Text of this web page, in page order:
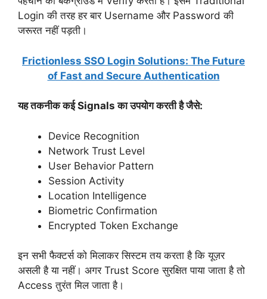
Login की तरह हर बार Username और Password की
जरूरत नहीं पड़ती।
Frictionless SSO Login Solutions: The Future
of Fast and Secure Authentication
यह तकनीक कई Signals का उपयोग करती है जैसे:
Device Recognition
Network Trust Level
User Behavior Pattern
Session Activity
Location Intelligence
Biometric Confirmation
Encrypted Token Exchange
इन सभी फैक्टर्स को मिलाकर सिस्टम तय करता है कि यूज़र
असली है या नहीं। अगर Trust Score सुरक्षित पाया जाता है तो
Access तुरंत मिल जाता है।